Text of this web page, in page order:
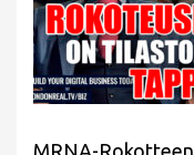
MRNA-